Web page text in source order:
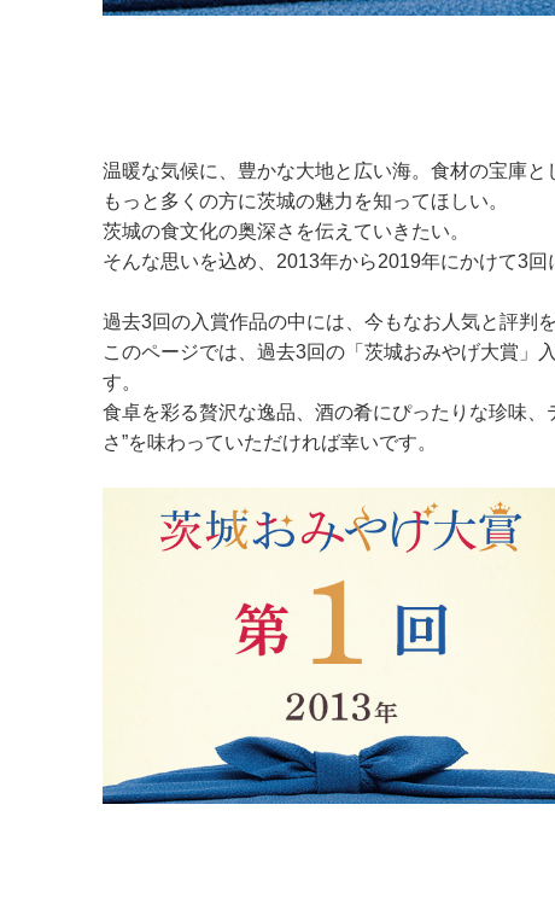
温暖な気候に、豊かな大地と広い海。食材の宝庫と
もっと多くの方に茨城の魅力を知ってほしい。
茨城の食文化の奥深さを伝えていきたい。
そんな思いを込め、2013年から2019年にかけて3
過去3回の入賞作品の中には、今もなお人気と評判
このページでは、過去3回の「茨城おみやげ大賞」
す。
食卓を彩る贅沢な逸品、酒の肴にぴったりな珍味
さ”を味わっていただければ幸いです。